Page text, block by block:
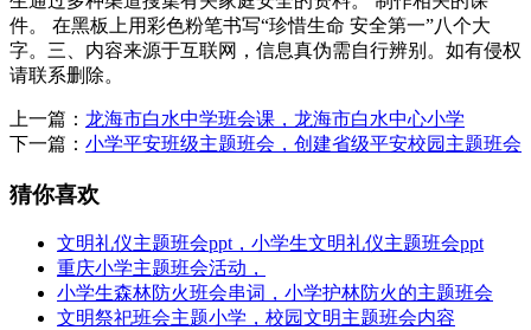
件。 在黑板上用彩色粉笔书写“珍惜生命 安全第一”八个大
字。三、内容来源于互联网，信息真伪需自行辨别。如有侵权
请联系删除。
上一篇： 龙海市白水中学班会课，龙海市白水中心小学
下一篇： 小学平安班级主题班会，创建省级平安校园主题班会
猜你喜欢
文明礼仪主题班会ppt，小学生文明礼仪主题班会ppt
重庆小学主题班会活动，
小学生森林防火班会串词，小学护林防火的主题班会
文明祭祀班会主题小学，校园文明主题班会内容